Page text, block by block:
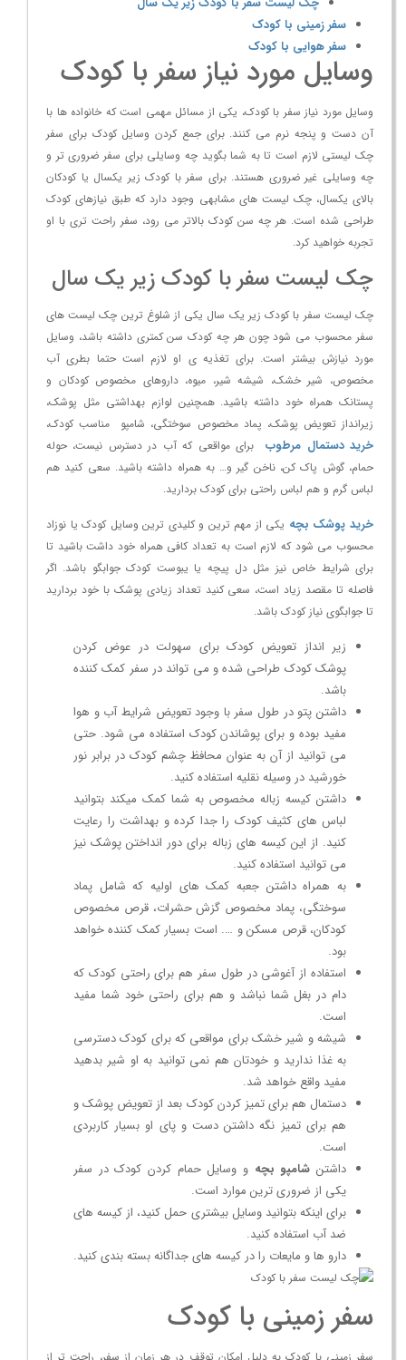
سفر زمینی با کودک
سفر هوایی با کودک
وسایل مورد نیاز سفر با کودک
وسایل مورد نیاز سفر با کودک، یکی از مسائل مهمی است که خانواده ها با
آن دست و پنجه نرم می کنند. برای جمع کردن وسایل کودک برای سفر
چک لیستی لازم است تا به شما بگوید چه وسایلی برای سفر ضروری تر و
چه وسایلی غیر ضروری هستند. برای سفر با کودک زیر یکسال یا کودکان
بالای یکسال، چک لیست های مشابهی وجود دارد که طبق نیازهای کودک
طراحی شده است. هر چه سن کودک بالاتر می رود، سفر راحت تری با او
تجربه خواهید کرد.
چک لیست سفر با کودک زیر یک سال
چک لیست سفر با کودک زیر یک سال یکی از شلوغ ترین چک لیست های
سفر محسوب می شود چون هر چه کودک سن کمتری داشته باشد، وسایل
مورد نیازش بیشتر است. برای تغذیه ی او لازم است حتما بطری آب
مخصوص، شیر خشک، شیشه شیر، میوه، داروهای مخصوص کودکان و
پستانک همراه خود داشته باشید. همچنین لوازم بهداشتی مثل پوشک،
زیرانداز تعویض پوشک، پماد مخصوص سوختگی، شامپو مناسب کودک،
خرید دستمال مرطوببرای مواقعی که آب در دسترس نیست، حوله
حمام، گوش پاک کن، ناخن گیر و… به همراه داشته باشید. سعی کنید هم
لباس گرم و هم لباس راحتی برای کودک بردارید.
خرید پوشک بچه یکی از مهم ترین و کلیدی ترین وسایل کودک یا نوزاد
محسوب می شود که لازم است به تعداد کافی همراه خود داشت باشید تا
برای شرایط خاص نیز مثل دل پیچه یا یبوست کودک جوابگو باشد. اگر
فاصله تا مقصد زیاد است، سعی کنید تعداد زیادی پوشک با خود بردارید
تا جوابگوی نیاز کودک باشد.
زیر انداز تعویض کودک برای سهولت در عوض کردن
پوشک کودک طراحی شده و می تواند در سفر کمک کننده
باشد.
داشتن پتو در طول سفر با وجود تعویض شرایط آب و هوا
مفید بوده و برای پوشاندن کودک استفاده می شود. حتی
می توانید از آن به عنوان محافظ چشم کودک در برابر نور
خورشید در وسیله نقلیه استفاده کنید.
داشتن کیسه زباله مخصوص به شما کمک میکند بتوانید
لباس های کثیف کودک را جدا کرده و بهداشت را رعایت
کنید. از این کیسه های زباله برای دور انداختن پوشک نیز
می توانید استفاده کنید.
به همراه داشتن جعبه کمک های اولیه که شامل پماد
سوختگی، پماد مخصوص گزش حشرات، قرص مخصوص
کودکان، قرص مسکن و …. است بسیار کمک کننده خواهد
بود.
استفاده از آغوشی در طول سفر هم برای راحتی کودک که
دام در بغل شما نباشد و هم برای راحتی خود شما مفید
است.
شیشه و شیر خشک برای مواقعی که برای کودک دسترسی
به غذا ندارید و خودتان هم نمی توانید به او شیر بدهید
مفید واقع خواهد شد.
دستمال هم برای تمیز کردن کودک بعد از تعویض پوشک و
هم برای تمیز نگه داشتن دست و پای او بسیار کاربردی
است.
داشتن شامپو بچه و وسایل حمام کردن کودک در سفر
یکی از ضروری ترین موارد است.
برای اینکه بتوانید وسایل بیشتری حمل کنید، از کیسه های
ضد آب استفاده کنید.
دارو ها و مایعات را در کیسه های جداگانه بسته بندی کنید.
سفر زمینی با کودک